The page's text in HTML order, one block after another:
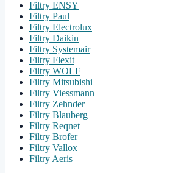
Filtry ENSY
Filtry Paul
Filtry Electrolux
Filtry Daikin
Filtry Systemair
Filtry Flexit
Filtry WOLF
Filtry Mitsubishi
Filtry Viessmann
Filtry Zehnder
Filtry Blauberg
Filtry Reqnet
Filtry Brofer
Filtry Vallox
Filtry Aeris